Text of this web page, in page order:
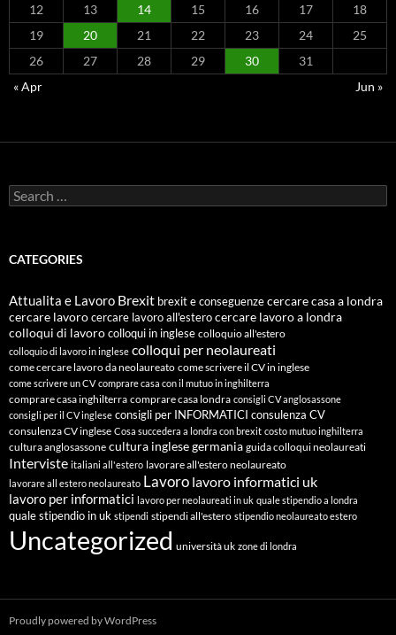
12
13 14 15 16 17
18
19
20 21 22 23 24
25
26
27 28 29 30
31
« Apr
Jun »
Search
for:
CATEGORIES
Attualita e Lavoro Brexit brexit e conseguenzecercare casa a londra
cercare lavorocercare lavoro all'esterocercare lavoro a londra
colloqui di lavorocolloqui in inglese colloquio all'estero
colloquio di lavoro in inglese colloqui per neolaureati
come cercare lavoro da neolaureato come scrivere il CV in inglese
come scrivere un CV comprare casa con il mutuo in inghilterra
comprare casa inghilterra comprare casa londra consigli CV anglosassone
consigli per il CV inglese consigli per INFORMATICI consulenza CV
consulenza CV inglese Cosa succedera a londra con brexit costo mutuo inghilterra
cultura anglosassone cultura inglesegermania guida colloqui neolaureati
Interviste italiani all'estero lavorare all'estero neolaureato
lavorare all estero neolaureato Lavoro lavoro informatici uk
lavoro per informatici lavoro per neolaureati in uk quale stipendio a londra
quale stipendio in uk stipendi stipendi all'estero stipendio neolaureato estero
Uncategorized università uk zone di londra
Proudly powered by WordPress